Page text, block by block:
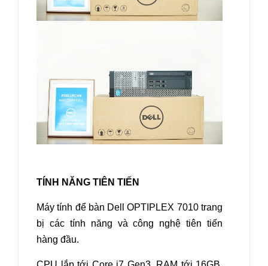
TÍNH NĂNG TIÊN TIẾN
Máy tính để bàn Dell OPTIPLEX 7010trang
bị các tính năng và công nghệ tiên tiến
hàng đầu.